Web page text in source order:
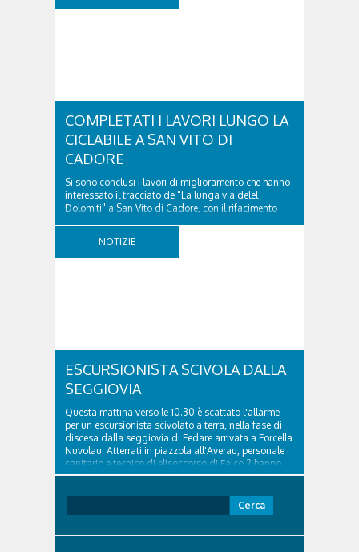
COMPLETATI I LAVORI LUNGO LA
CICLABILE A SAN VITO DI
CADORE
Si sono conclusi i lavori di miglioramento che hanno
interessato il tracciato de "La lunga via delel
Dolomiti" a San Vito di Cadore, con il rifacimento
appositi dissuasori in corrispondenza...
NOTIZIE
ESCURSIONISTA SCIVOLA DALLA
SEGGIOVIA
Questa mattina verso le 10.30 è scattato l'allarme
per un escursionista scivolato a terra, nella fase di
discesa dalla seggiovia di Fedare arrivata a Forcella
Nuvolau. Atterrati in piazzola all'Averau, personale
sanitario e tecnico di elisoccorso di Falco 2 hanno
raggiunto il 74enne di Teolo...
per: